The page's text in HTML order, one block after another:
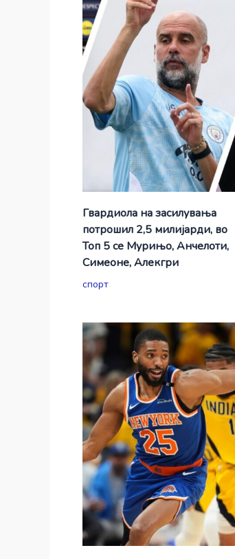
Гвардиола на засилувања
потрошил 2,5 милијарди, во
Топ 5 се Мурињо, Анчелоти,
Симеоне, Алекгри
спорт